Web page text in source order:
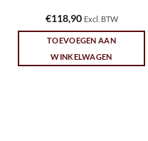
€118,90 Excl. BTW
TOEVOEGEN AAN
WINKELWAGEN